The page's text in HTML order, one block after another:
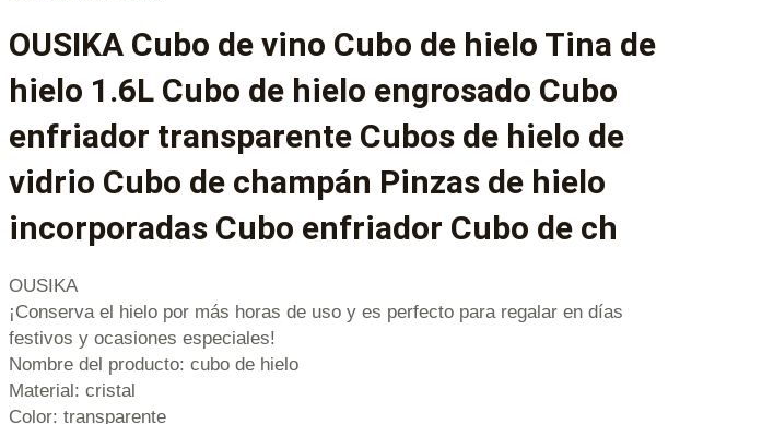
OUSIKA Cubo de vino Cubo de hielo Tina de
hielo 1.6L Cubo de hielo engrosado Cubo
enfriador transparente Cubos de hielo de
vidrio Cubo de champán Pinzas de hielo
incorporadas Cubo enfriador Cubo de ch
OUSIKA
¡Conserva el hielo por más horas de uso y es perfecto para regalar en días
festivos y ocasiones especiales!
Nombre del producto: cubo de hielo
Material: cristal
Color: transparente